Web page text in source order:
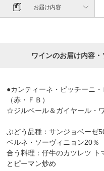
お届け内容
ワインのお届け内容
●カンティーネ・ピッチーニ・
（赤・ＦＢ）
☆ジルベール＆ガイヤール・
ぶどう品種：サンジョベーゼ
ベルネ・ソーヴィニョン20％
合う料理：仔牛のカツレツ ト
とピーマン炒め